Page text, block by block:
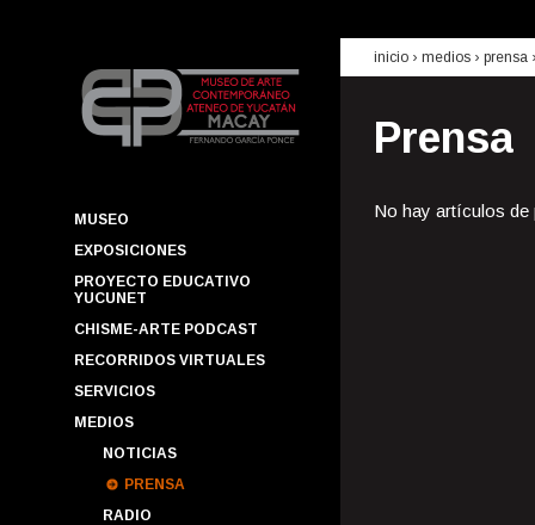
MUSEO
EXPOSICIONES
PROYECTO EDUCATIVO
YUCUNET
CHISME-ARTE PODCAST
RECORRIDOS VIRTUALES
SERVICIOS
MEDIOS
NOTICIAS
PRENSA
RADIO
inicio › medios › prensa
Prensa
No hay artículos de